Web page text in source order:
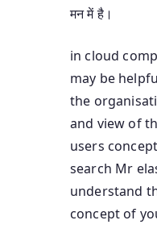
मन में है।
in cloud
may be
the
and view of
users
search Mr
understand
concept of